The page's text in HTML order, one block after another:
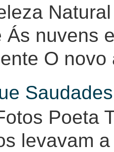
Ás nuvens
O
Poeta
levavam